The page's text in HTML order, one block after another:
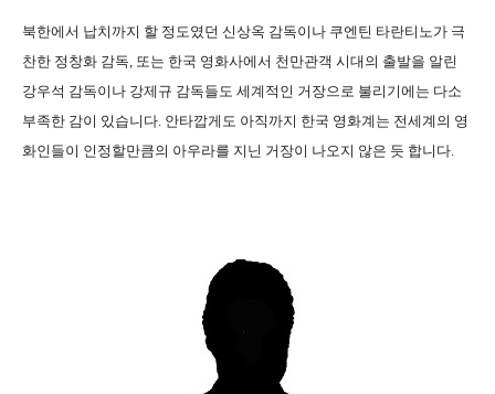
북한에서 납치까지 할 정도였던 신상옥 감독이나 쿠엔틴 타란티노가 극
찬한 정창화 감독, 또는 한국 영화사에서 천만관객 시대의 출발을 알린
강우석 감독이나 강제규 감독들도 세계적인 거장으로 불리기에는 다소
부족한 감이 있습니다. 안타깝게도 아직까지 한국 영화계는 전세계의 영
화인들이 인정할만큼의 아우라를 지닌 거장이 나오지 않은 듯 합니다.